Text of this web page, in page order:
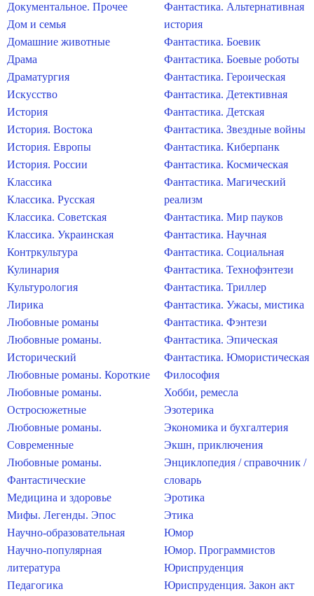
Документальное. Прочее
Дом и семья
Домашние животные
Драма
Драматургия
Искусство
История
История. Востока
История. Европы
История. России
Классика
Классика. Русская
Классика. Советская
Классика. Украинская
Контркультура
Кулинария
Культурология
Лирика
Любовные романы
Любовные романы.
Исторический
Любовные романы. Короткие
Любовные романы.
Остросюжетные
Любовные романы.
Современные
Любовные романы.
Фантастические
Медицина и здоровье
Мифы. Легенды. Эпос
Научно-образовательная
Научно-популярная
литература
Педагогика
Фантастика. Альтернативная
история
Фантастика. Боевик
Фантастика. Боевые роботы
Фантастика. Героическая
Фантастика. Детективная
Фантастика. Детская
Фантастика. Звездные войны
Фантастика. Киберпанк
Фантастика. Космическая
Фантастика. Магический
реализм
Фантастика. Мир пауков
Фантастика. Научная
Фантастика. Социальная
Фантастика. Технофэнтези
Фантастика. Триллер
Фантастика. Ужасы, мистика
Фантастика. Фэнтези
Фантастика. Эпическая
Фантастика. Юмористическая
Философия
Хобби, ремесла
Эзотерика
Экономика и бухгалтерия
Экшн, приключения
Энциклопедия / справочник /
словарь
Эротика
Этика
Юмор
Юмор. Программистов
Юриспруденция
Юриспруденция. Закон акт